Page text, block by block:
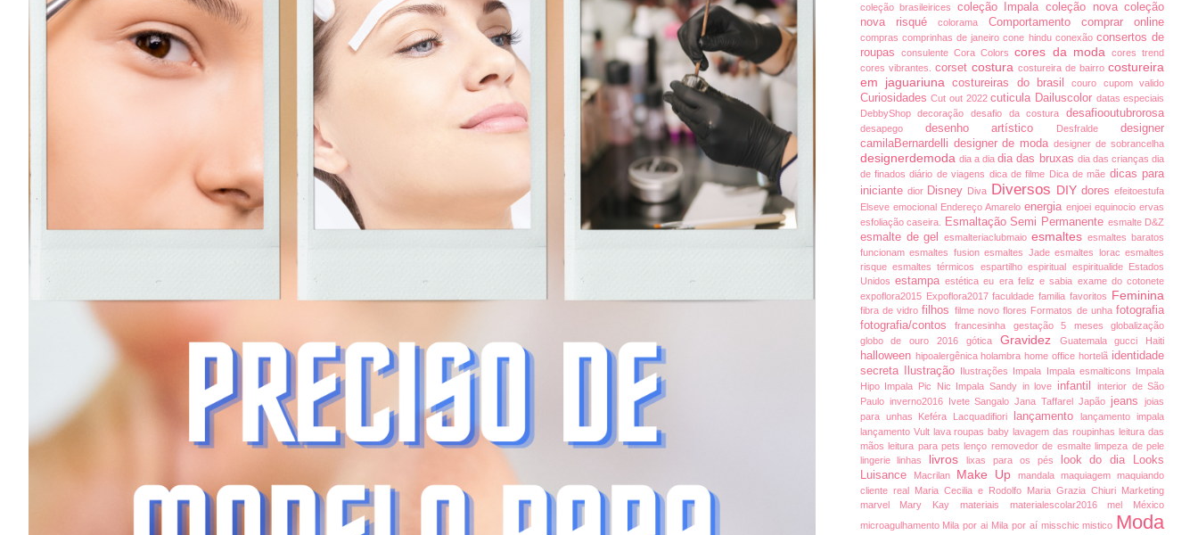
coleção brasileirices coleção Impala coleção novacoleção
nova risquécolorama Comportamento comprar online
compras comprinhas de janeirocone hindu conexãoconsertos de
roupas
consulente Cora Colorscores da modacores trend
cores vibrantes. corset costura costureira de bairrocostureira
em jaguariunacostureiras do brasilcouro cupom valido
CuriosidadesCut out 2022cuticula Dailuscolor datas especiais
DebbyShopdecoraçãodesafio da costuradesafiooutubrorosa
desapego desenho artístico Desfraldedesigner
camilaBernardelli designer de modadesigner de sobrancelha
designerdemoda dia a diadia das bruxas dia das criançasdia
de finadosdiário de viagens dica de filme Dica de mãe dicas para
iniciante dior Disney Diva Diversos DIY doresefeitoestufa
Elseve emocional Endereço Amarelo energiaenjoeiequinocioervas
esfoliação caseira.
Esmaltação Semi Permanente esmalte D&Z
esmalte de gelesmalteriaclubmaioesmaltesesmaltes baratos
funcionamesmaltes fusionesmaltes Jadeesmaltes loracesmaltes
risqueesmaltes térmicos espartilhoespiritual espiritualide Estados
Unidos estampaestéticaeu era feliz e sabia exame do cotonete
expoflora2015 Expoflora2017faculdadefamiliafavoritos Feminina
fibra de vidrofilhos filme novoflores Formatos de unhafotografia
fotografia/contosfrancesinha gestação 5 mesesglobalização
globo de ouro 2016 gótica Gravidez Guatemalagucci Haiti
halloween hipoalergênicaholambrahome officehortelã identidade
secreta
Ilustração Ilustrações Impala Impala esmalticons Impala
Hipo Impala Pic Nic Impala Sandy in love infantil interior de São
Paulo inverno2016 Ivete SangaloJana TaffarelJapão jeansjoias
para unhas Keféra Lacquadifiori lançamentolançamento impala
lançamento Vult lava roupas babylavagem das roupinhasleitura das
mãosleitura para petslenço removedor de esmaltelimpeza de pele
lingerielinhas livroslixas para os pés look do dia
Looks
Luisance
Macrilan Make Upmandalamaquiagemmaquiando
cliente real Maria Cecilia e Rodolfo Maria Grazia Chiuri Marketing
marvel Mary Kay materiais materialescolar2016mel México
microagulhamento Mila por ai Mila por aí misschicmistico Moda